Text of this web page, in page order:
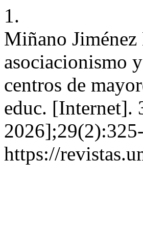
1.
Miñano
asociacionismo
centros de
educ. [Internet].
https://